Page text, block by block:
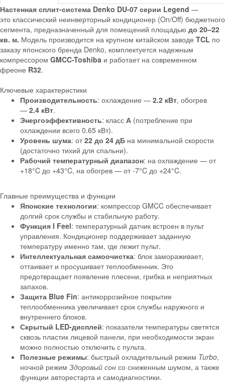
Настенная сплит-система Denko DU-07 серии Legend —
это классический неинверторный кондиционер (On/Off) бюджетного
сегмента, предназначенный для помещений площадью до 20–22
кв. м. Модель производится на крупном китайском заводе TCL по
заказу японского бренда Denko, комплектуется надежным
компрессором GMCC-Toshiba и работает на современном
фреоне R32.
Ключевые характеристики
Производительность: охлаждение — 2.2 кВт, обогрев
— 2.4 кВт.
Энергоэффективность: класс А (потребление при
охлаждении всего 0.65 кВт).
Уровень шума: от22 до 24 дБ на минимальной скорости
(достаточно тихий для спальни).
Рабочий температурный диапазон: на охлаждение — от
+18°C до +43°C, на обогрев — от -7°C до +24°C.
Главные преимущества и функции
Японские технологии: компрессор GMCC обеспечивает
долгий срок службы и стабильную работу.
Функция I Feel: температурный датчик встроен в пульт
управления. Кондиционер поддерживает заданную
температуру именно там, где лежит пульт.
Интеллектуальная самоочистка: блок замораживает,
оттаивает и просушивает теплообменник. Это
предотвращает появление плесени, грибка и неприятных
запахов.
Защита Blue Fin: антикоррозийное покрытие
теплообменника увеличивает срок службы наружного и
внутреннего блоков.
Скрытый LED-дисплей: показатели температуры светятся
сквозь пластик лицевой панели, при необходимости экран
можно полностью отключить с пульта.
Полезные режимы: быстрый охладительный режим Turbo,
ночной режим Здоровый сон со сниженным шумом, а также
функции авторестарта и самодиагностики.